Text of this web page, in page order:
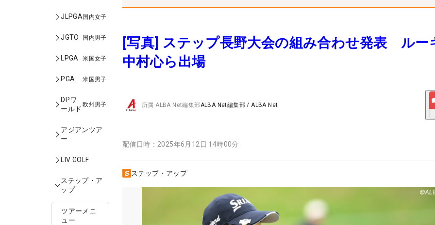
JLPGA国内女子
JGTO 国内男子
LPGA 米国女子
PGA 米国男子
DPワ
ールド
欧州男子
アジアンツア
ー
LIV GOLF
ステップ・ア
ップ
ツアーメニ
ュー
[写真] ステップ長野大会の組み合わせ発表 ルー
中村心ら出場
所属ALBA Net編集部ALBA Net編集部 /ALBA Net
配信日時： 2025年6月12日 14時00分
ステップ・アップ